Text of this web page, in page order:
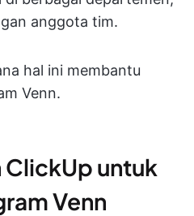
anggota tim.
hal ini membantu
Venn.
ClickUp untuk
Venn